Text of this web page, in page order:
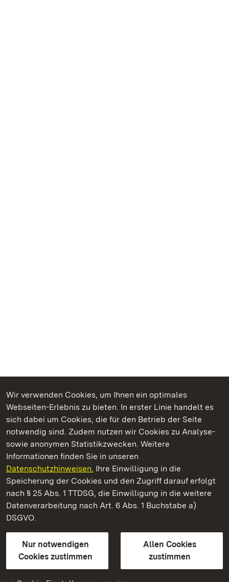
Wir verwenden Cookies, um Ihnen ein optimales
Webseiten-Erlebnis zu bieten. In erster Linie handelt es
sich dabei um Cookies, die für den Betrieb der Seite
notwendig sind. Zudem nutzen wir Cookies zu Analyse-
sowie anonymen Statistikzwecken. Weitere
Informationen finden Sie in unseren
Datenschutzhinweisen. Ihre Einwilligung in die
Speicherung der Cookies und den Zugriff darauf erfolgt
nach § 25 Abs. 1 TTDSG, die Einwilligung in die weitere
Datenverarbeitung nach Art. 6 Abs. 1 Buchstabe a)
DSGVO.
Nur notwendigen
Cookies zustimmen
Allen Cookies
zustimmen
Kommen. Staunen. Genießen.
Staatliche Schlösser und Gärten Baden‑Württemberg
Staatliche Schlösser und Gärten Baden-Württemberg
Kontakt
GebärdenspracheLeichte Sprache
Erklärung zur Barrierefreiheit
BITV-konform (geprüfte Seiten)